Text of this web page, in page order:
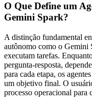
O Que Define um
Gemini Spark?
A distinção fundamental
autônomo como o Gemini
executam tarefas.
pergunta-resposta,
para cada etapa, os
um objetivo final. O
processo operacional para